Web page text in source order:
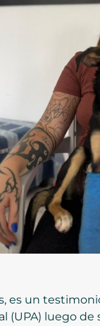
es un
(UPA) luego